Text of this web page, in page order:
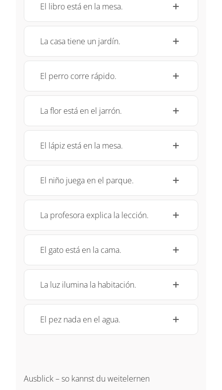
El libro está en la mesa.
La casa tiene un jardín.
El perro corre rápido.
La flor está en el jarrón.
El lápiz está en la mesa.
El niño juega en el parque.
La profesora explica la lección.
El gato está en la cama.
La luz ilumina la habitación.
El pez nada en el agua.
Ausblick – so kannst du weitelernen